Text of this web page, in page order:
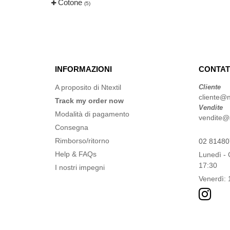
Produkt JACK & JONES
SF Men (4)
Skinnifit
Spiro (2)
Starworld (10)
Stedman (2)
Cotone (5)
INFORMAZIONI
A proposito di Ntextil
Track my order now
Modalità di pagamento
Consegna
Rimborso/ritorno
Help & FAQs
I nostri impegni
Cliente
Vendite
02
Lunedì -
17:30
Venerdì: